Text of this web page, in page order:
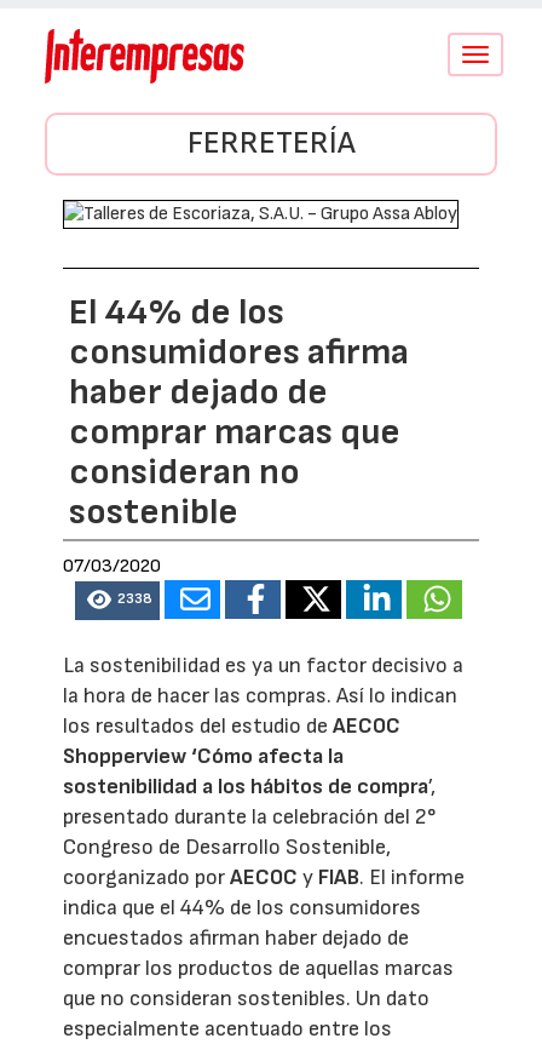
Conmutar
FERRETERÍA
El 44% de los
consumidores afirma
haber dejado de
comprar marcas que
consideran no
sostenible
07/03/2020
2338
La sostenibilidad es ya un factor decisivo a
la hora de hacer las compras. Así lo indican
los resultados del estudio deAECOC
Shopperview ‘Cómo afecta la
sostenibilidad a los hábitos de compra’,
presentado durante la celebración del 2°
Congreso de Desarrollo Sostenible,
coorganizado porAECOC y FIAB. El informe
indica que el 44% de los consumidores
encuestados afirman haber dejado de
comprar los productos de aquellas marcas
que no consideran sostenibles. Un dato
especialmente acentuado entre los